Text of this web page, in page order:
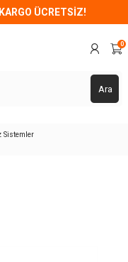
KARGO ÜCRETSİZ!
Ara
0
Sistemler